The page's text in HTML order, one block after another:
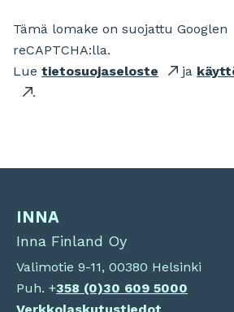
Tämä lomake on suojattu Googlen
reCAPTCHA:lla.
Lue tietosuojaseloste ja
.
INNA
Inna Finland Oy
Valimotie 9-11, 00380 Helsinki
Puh. +358 (0)30 609 5000
Verkkolaskutustiedot